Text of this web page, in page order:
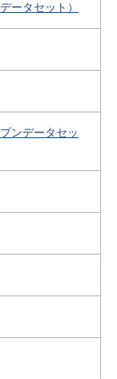
ータセット）
ンデータセッ